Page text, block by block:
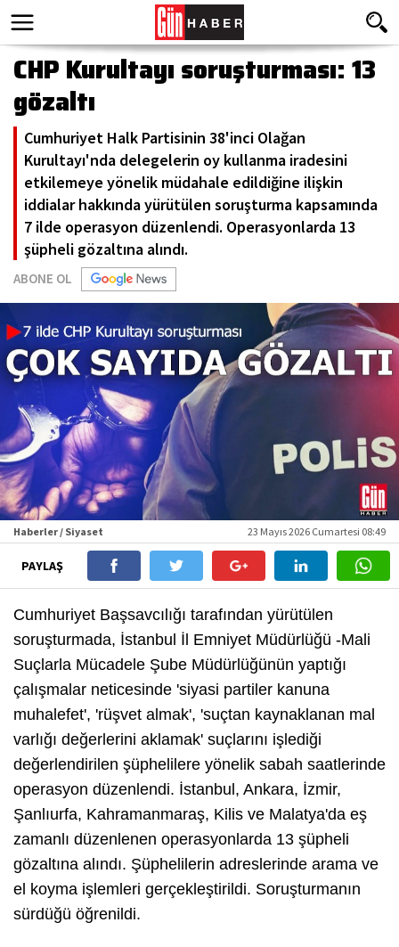
CHP Kurultayı soruşturması: 13
gözaltı
Cumhuriyet Halk Partisinin 38'inci Olağan
Kurultayı'nda delegelerin oy kullanma iradesini
etkilemeye yönelik müdahale edildiğine ilişkin
iddialar hakkında yürütülen soruşturma kapsamında
7 ilde operasyon düzenlendi. Operasyonlarda 13
şüpheli gözaltına alındı.
ABONE OL
Haberler / Siyaset 23 Mayıs 2026 Cumartesi 08:49
PAYLAŞ
Cumhuriyet Başsavcılığı tarafından yürütülen
soruşturmada, İstanbul İl Emniyet Müdürlüğü -Mali
Suçlarla Mücadele Şube Müdürlüğünün yaptığı
çalışmalar neticesinde 'siyasi partiler kanuna
muhalefet', 'rüşvet almak', 'suçtan kaynaklanan mal
varlığı değerlerini aklamak' suçlarını işlediği
değerlendirilen şüphelilere yönelik sabah saatlerinde
operasyon düzenlendi. İstanbul, Ankara, İzmir,
Şanlıurfa, Kahramanmaraş, Kilis ve Malatya'da eş
zamanlı düzenlenen operasyonlarda 13 şüpheli
gözaltına alındı. Şüphelilerin adreslerinde arama ve
el koyma işlemleri gerçekleştirildi. Soruşturmanın
sürdüğü öğrenildi.